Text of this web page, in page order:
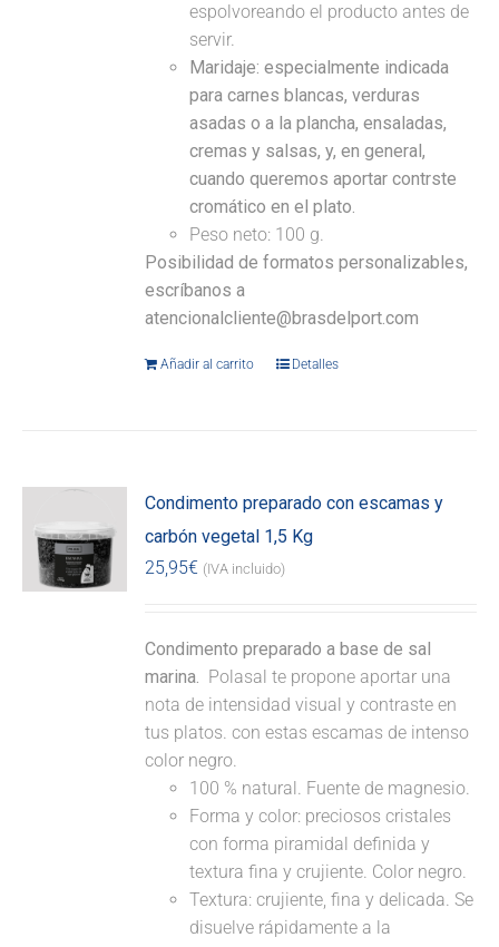
espolvoreando el producto antes de
servir.
Maridaje: especialmente indicada
para carnes blancas, verduras
asadas o a la plancha, ensaladas,
cremas y salsas, y, en general,
cuando queremos aportar contrste
cromático en el plato.
Peso neto: 100 g.
Posibilidad de formatos personalizables,
escríbanos a
atencionalcliente@brasdelport.com
Añadir al carrito Detalles
Condimento preparado con escamas y
carbón vegetal 1,5 Kg
25,95€ (IVA incluido)
Condimento preparado a base de sal
marina. Polasal te propone aportar una
nota de intensidad visual y contraste en
tus platos. con estas escamas de intenso
color negro.
100 % natural. Fuente de magnesio.
Forma y color: preciosos cristales
con forma piramidal definida y
textura fina y crujiente. Color negro.
Textura: crujiente, fina y delicada. Se
disuelve rápidamente a la